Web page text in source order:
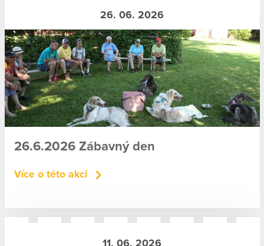
26. 06. 2026
26.6.2026 Zábavný den
Více o této akci
11. 06. 2026